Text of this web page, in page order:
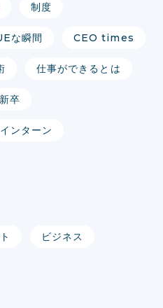
制度
な瞬間 CEO times
仕事ができるとは
新卒
インターン
ビジネス